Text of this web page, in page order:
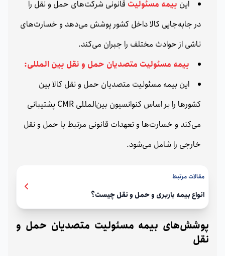
این بیمه مسئولیت قانونی شرکت‌های حمل‌ و نقل را
در جابه‌جایی کالا داخل کشور پوشش می‌دهد و خسارت‌های
ناشی از حوادث مختلف را جبران می‌کند.
بیمه مسئولیت متصدیان حمل‌ و نقل بین‌ المللی:
این بیمه مسئولیت متصدیان حمل‌ و نقل کالا بین
کشورها را بر اساس کنوانسیون بین‌المللی CMR پشتیبانی
می‌کند و خسارت‌ها و تعهدات قانونی مرتبط با حمل‌ و نقل
خارجی را شامل می‌شود.
مقالات مرتبط
انواع بیمه باربری و حمل‌ و نقل چیست؟
پوشش‌های بیمه مسئولیت متصدیان حمل‌ و
نقل